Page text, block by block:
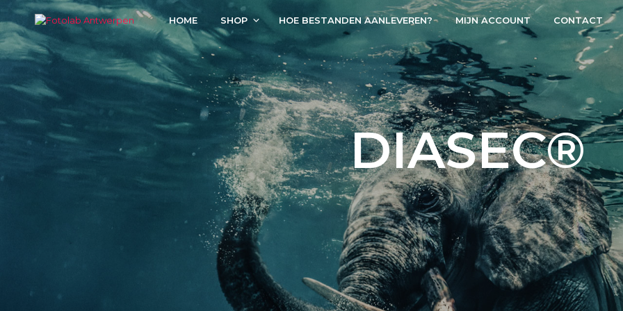
HOME SHOP HOE BESTANDEN AANLEVEREN? MIJN ACCOUNT CONTACT
DIASEC®